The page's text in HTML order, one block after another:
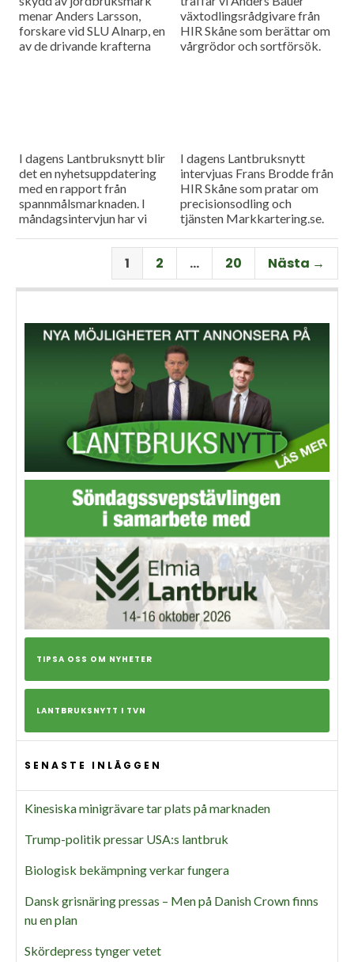
menar Anders Larsson,
forskare vid SLU Alnarp, en
av de drivande krafterna
växtodlingsrådgivare från
HIR Skåne som berättar om
vårgrödor och sortförsök.
I dagens Lantbruksnytt blir
det en nyhetsuppdatering
med en rapport från
spannmålsmarknaden. I
måndagsintervjun har vi
Per Larsson som idag har
rollen som senior advisor på
I dagens Lantbruksnytt
intervjuas Frans Brodde från
HIR Skåne som pratar om
precisionsodling och
tjänsten Markkartering.se.
nyhetsuppdatering med en
rapport från
spannmålsmarknaden.
1 2 … 20 Nästa →
TIPSA OSS OM NYHETER
LANTBRUKSNYTT I TVN
SENASTE INLÄGGEN
Kinesiska minigrävare tar plats på marknaden
Trump-politik pressar USA:s lantbruk
Biologisk bekämpning verkar fungera
Dansk grisnäring pressas – Men på Danish Crown finns
nu en plan
Skördepress tynger vetet